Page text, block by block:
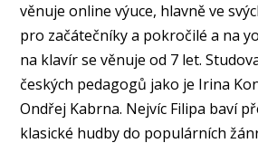
věnuje online výuce, hlavně ve
pro začátečníky a pokročilé a na
na klavír se věnuje od 7 let.
českých pedagogů jako je Irina
Ondřej Kabrna. Nejvíc Filipa baví
klasické hudby do populárních